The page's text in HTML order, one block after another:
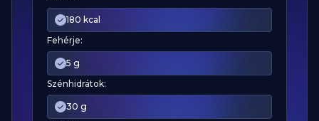
180 kcal
Fehérje:
5 g
Szénhidrátok:
30 g